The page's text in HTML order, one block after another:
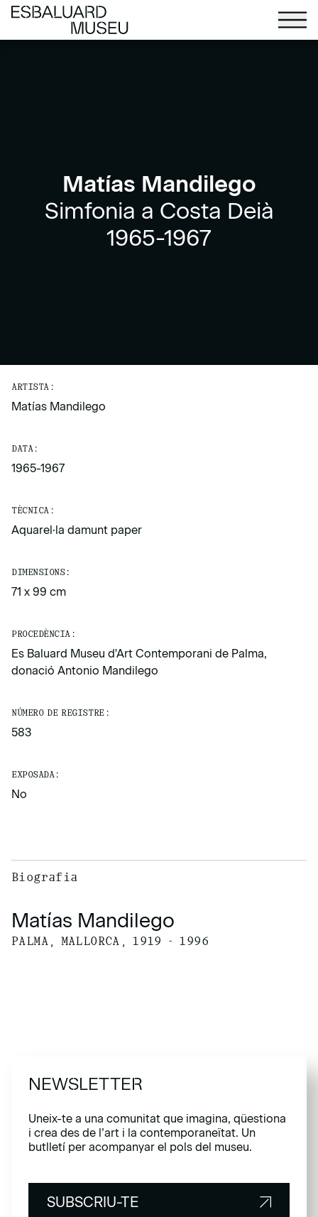
Matías Mandilego
Simfonia a Costa Deià
1965-1967
ARTISTA:
Matías Mandilego
DATA:
1965-1967
TÈCNICA:
Aquarel·la damunt paper
DIMENSIONS:
71 x 99 cm
PROCEDÈNCIA:
Es Baluard Museu d'Art Contemporani de Palma,
donació Antonio Mandilego
NÚMERO DE REGISTRE:
583
EXPOSADA:
No
Biografia
Matías Mandilego
PALMA, MALLORCA, 1919 - 1996
NEWSLETTER
Uneix-te a una comunitat que imagina, qüestiona
i crea des de l’art i la contemporaneïtat. Un
butlletí per acompanyar el pols del museu.
SUBSCRIU-TE